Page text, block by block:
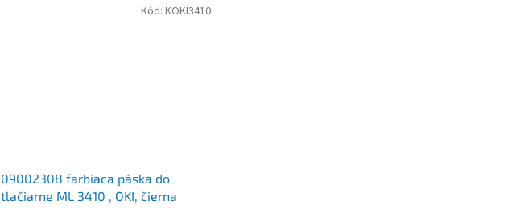
09002308 farbiaca páska do
tlačiarne ML 3410 , OKI, čierna
Kód: KOKI3410